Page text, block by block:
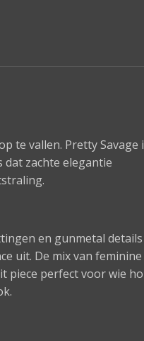
te vallen. Pretty Savage
zachte elegantie
en gunmetal details
uit. De mix van feminine
piece perfect voor wie